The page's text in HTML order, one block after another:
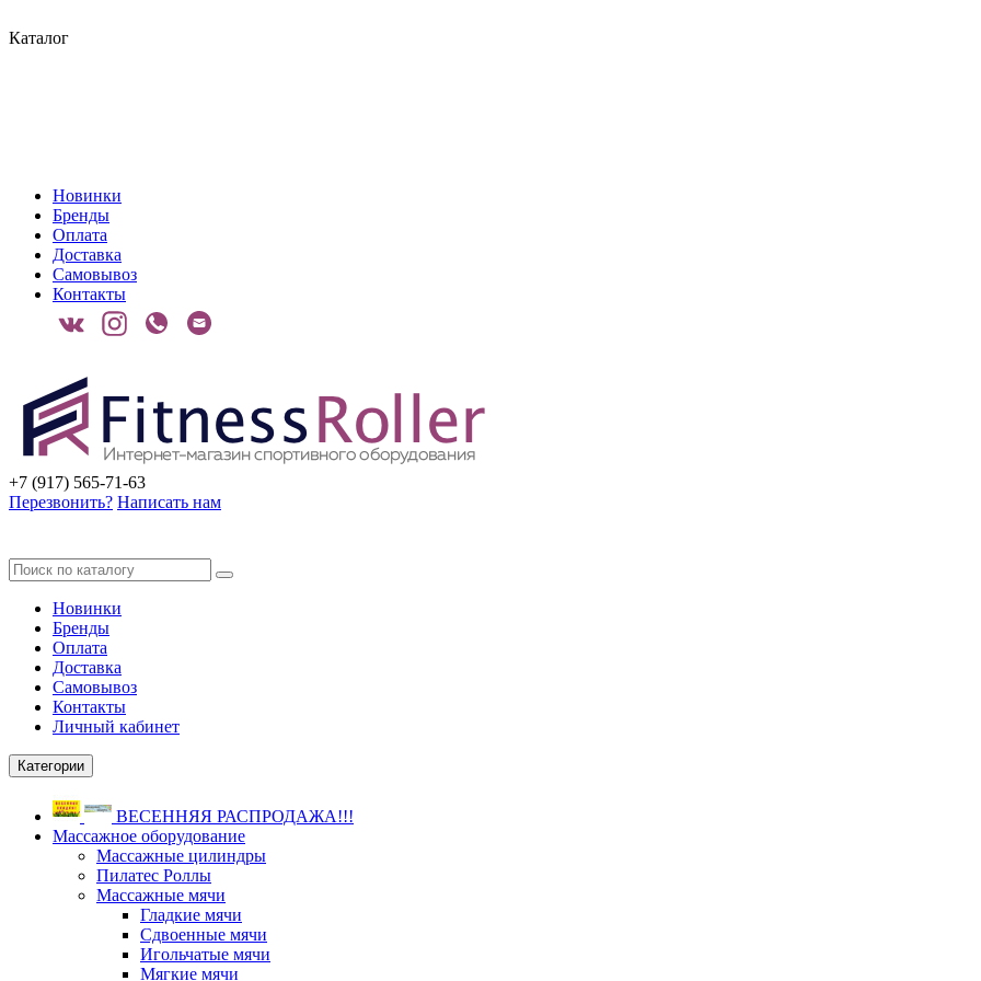
Каталог
Новинки
Бренды
Оплата
Доставка
Самовывоз
Контакты
+7 (917) 565-71-63
Перезвонить? Написать нам
Новинки
Бренды
Оплата
Доставка
Самовывоз
Контакты
Личный кабинет
Категории
ВЕСЕННЯЯ РАСПРОДАЖА!!!
Массажное оборудование
Массажные цилиндры
Пилатес Роллы
Массажные мячи
Гладкие мячи
Сдвоенные мячи
Игольчатые мячи
Мягкие мячи